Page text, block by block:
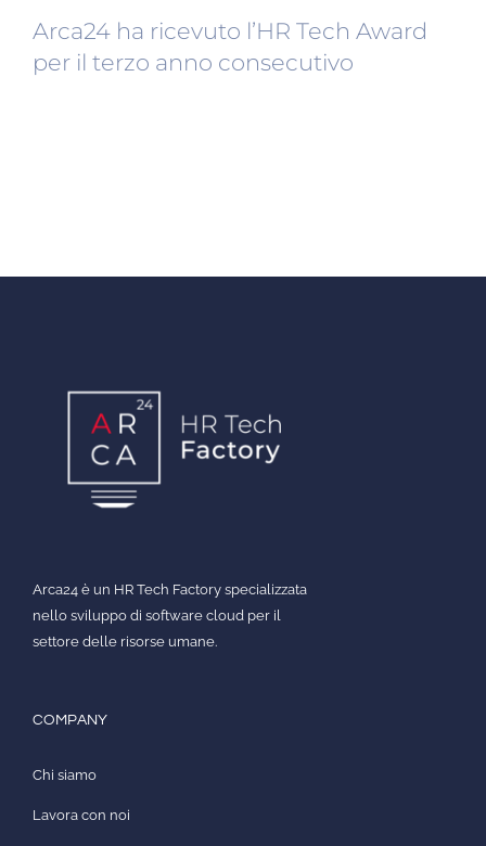
Arca24 ha ricevuto l’HR Tech Award
per il terzo anno consecutivo
Arca24 è un HR Tech Factory specializzata
nello sviluppo di software cloud per il
settore delle risorse umane.
COMPANY
Chi siamo
Lavora con noi